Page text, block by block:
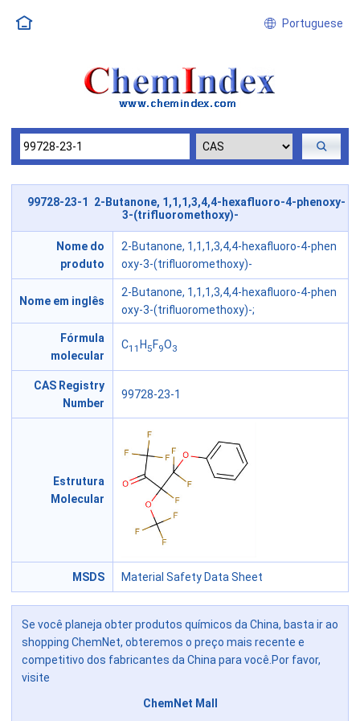
Portuguese
99728-23-1 2-Butanone, 1,1,1,3,4,4-hexafluoro-4-phenoxy-
3-(trifluoromethoxy)-
Nome do
produto
2-Butanone, 1,1,1,3,4,4-hexafluoro-4-phen
oxy-3-(trifluoromethoxy)-
Nome em inglês
2-Butanone, 1,1,1,3,4,4-hexafluoro-4-phen
oxy-3-(trifluoromethoxy)-;
Fórmula
molecular
C11 H 5 F9O3
CAS Registry
Number
99728-23-1
Estrutura
Molecular
MSDS Material Safety Data Sheet
Se você planeja obter produtos químicos da China, basta ir ao
shopping ChemNet, obteremos o preço mais recente e
competitivo dos fabricantes da China para você.Por favor,
visite
ChemNet Mall